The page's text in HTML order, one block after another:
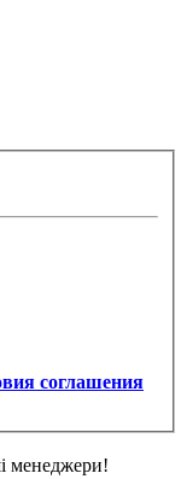
соглашения
менеджери!